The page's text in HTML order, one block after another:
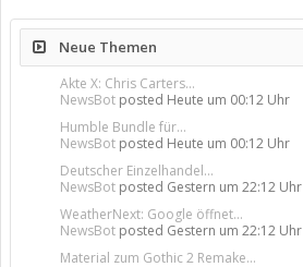
Neue Themen
Akte X: Chris Carters...
NewsBot posted Heute um 00:12 Uhr
Humble Bundle für...
NewsBot posted Heute um 00:12 Uhr
Deutscher Einzelhandel...
NewsBot posted Gestern um 22:12 Uhr
WeatherNext: Google öffnet...
NewsBot posted Gestern um 22:12 Uhr
Material zum Gothic 2 Remake...